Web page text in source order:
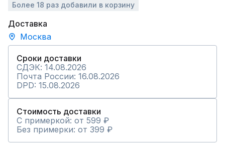
Более 18 раз добавили в корзину
Доставка
Москва
Сроки доставки
СДЭК: 14.08.2026
Почта России: 16.08.2026
DPD: 15.08.2026
Стоимость доставки
С примеркой: от 599 ₽
Без примерки: от 399 ₽